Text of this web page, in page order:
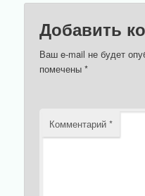
Добавить
Ваш e-mail не будет
помечены*
Комментарий*